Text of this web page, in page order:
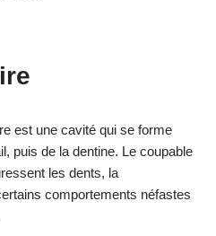
est une cavité qui se forme
puis de la dentine. Le coupable
les dents, la
comportements néfastes